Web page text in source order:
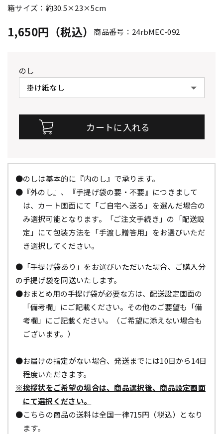
箱サイズ：約30.5×23×5cm
1,650円（税込） 商品番号：24rbMEC-092
のし
●のしは基本的に『内のし』で承ります。
●『外のし』、『手提げ袋の要・不要』につきまして
は、カート画面にて「ご自宅へ送る」を選んだ場合の
み選択可能となります。「ご注文手続き」の「配送設
定」にて包装方法を「手渡し贈答用」をお選びいただ
き選択してください。
●「手提げ袋あり」をお選びいただいた場合、ご購入分
の手提げ袋を同送いたします。
●おまとめ用の手提げ袋が必要な方は、配送設定画面の
「備考欄」にご記載ください。その他のご要望も「備
考欄」にご記載ください。（ご希望に添えない場合も
ございます。）
●お届けの指定がない場合、発送までには10日から14日
程度いただきます。
※挨拶状をご希望の場合は、商品選択後、商品設定画面
にて選択ください。
●こちらの商品の送料は全国一律715円（税込）となり
ます。